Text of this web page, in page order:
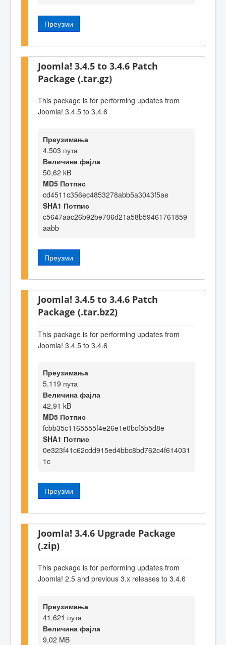
Преузми
Joomla! 3.4.5 to 3.4.6 Patch
Package (.tar.gz)
This package is for performing updates from
Joomla! 3.4.5 to 3.4.6
Преузимања
4.503 пута
Величина фајла
50,62 kB
MD5 Потпис
cd4511c356ec4853278abb5a3043f5ae
SHA1 Потпис
c5647aac26b92be706d21a58b59461761859
aabb
Преузми
Joomla! 3.4.5 to 3.4.6 Patch
Package (.tar.bz2)
This package is for performing updates from
Joomla! 3.4.5 to 3.4.6
Преузимања
5.119 пута
Величина фајла
42,91 kB
MD5 Потпис
fcbb35c1165555f4e26e1e0bcf5b5d8e
SHA1 Потпис
0e323f41c62cdd915ed4bbc8bd762c4f614031
1c
Преузми
Joomla! 3.4.6 Upgrade Package
(.zip)
This package is for performing updates from
Joomla! 2.5 and previous 3.x releases to 3.4.6
Преузимања
41.621 пута
Величина фајла
9,02 MB